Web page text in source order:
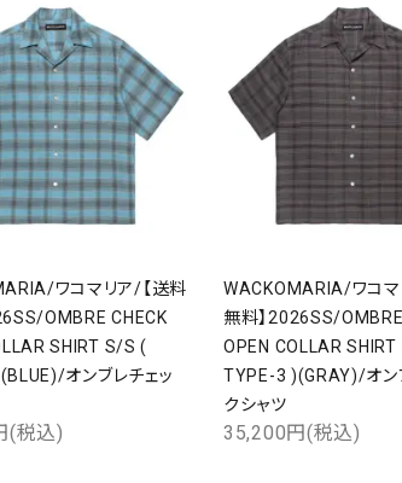
ワコマリア/【送料
OMBRE CHECK
SHIRT S/S (
オンブレチェッ
(税込)
WACKOMARIA/ワコマ
無料】2026SS/
OPEN COLLAR
TYPE-3 )(GRAY)/オン
クシャツ
35,200円(税込)